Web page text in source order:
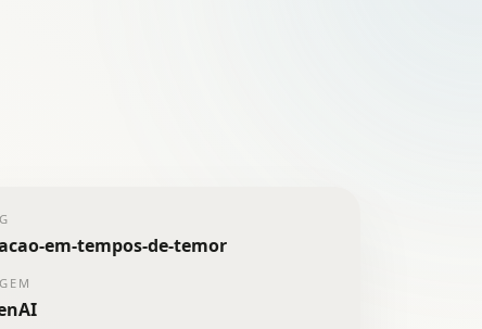
em-tempos-de-temor